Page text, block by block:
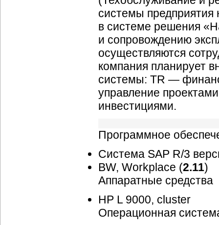
системы предприятия
в системе решения
и сопровождению
осуществляются
компания планирует
системы: TR —
управление
инвестициями.
Программное
Система SAP R/3
BW, Workplace (2.11)
Аппаратные средства
HP L 9000, cluster
Операционная